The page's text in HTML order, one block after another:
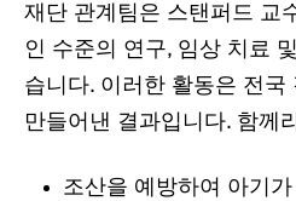
재단 관계팀은 스탠퍼드 교
인 수준의 연구, 임상 치료
습니다. 이러한 활동은 전국
만들어낸 결과입니다. 함께
조산을 예방하여 아기